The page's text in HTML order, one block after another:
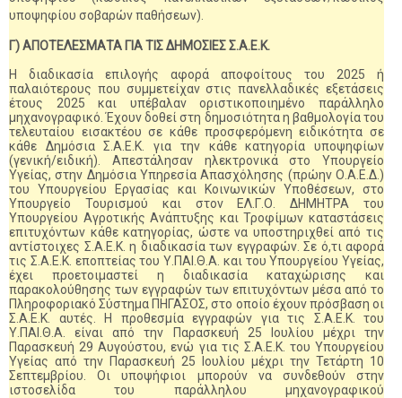
υποψηφίου σοβαρών παθήσεων).
Γ) ΑΠΟΤΕΛΕΣΜΑΤΑ ΓΙΑ ΤΙΣ ΔΗΜΟΣΙΕΣ Σ.Α.Ε.Κ.
Η διαδικασία επιλογής αφορά αποφοίτους του 2025 ή
παλαιότερους που συμμετείχαν στις πανελλαδικές εξετάσεις
έτους 2025 και υπέβαλαν οριστικοποιημένο παράλληλο
μηχανογραφικό. Έχουν δοθεί στη δημοσιότητα η βαθμολογία του
τελευταίου εισακτέου σε κάθε προσφερόμενη ειδικότητα σε
κάθε Δημόσια Σ.Α.Ε.Κ. για την κάθε κατηγορία υποψηφίων
(γενική/ειδική). Απεστάλησαν ηλεκτρονικά στο Υπουργείο
Υγείας, στην Δημόσια Υπηρεσία Απασχόλησης (πρώην Ο.Α.Ε.Δ.)
του Υπουργείου Εργασίας και Κοινωνικών Υποθέσεων, στο
Υπουργείο Τουρισμού και στον ΕΛ.Γ.Ο. ΔΗΜΗΤΡΑ του
Υπουργείου Αγροτικής Ανάπτυξης και Τροφίμων καταστάσεις
επιτυχόντων κάθε κατηγορίας, ώστε να υποστηριχθεί από τις
αντίστοιχες Σ.Α.Ε.Κ. η διαδικασία των εγγραφών. Σε ό,τι αφορά
τις Σ.Α.Ε.Κ. εποπτείας του Υ.ΠΑΙ.Θ.Α. και του Υπουργείου Υγείας,
έχει προετοιμαστεί η διαδικασία καταχώρισης και
παρακολούθησης των εγγραφών των επιτυχόντων μέσα από το
Πληροφοριακό Σύστημα ΠΗΓΑΣΟΣ, στο οποίο έχουν πρόσβαση οι
Σ.Α.Ε.Κ. αυτές. Η προθεσμία εγγραφών για τις Σ.Α.Ε.Κ. του
Υ.ΠΑΙ.Θ.Α. είναι από την Παρασκευή 25 Ιουλίου μέχρι την
Παρασκευή 29 Αυγούστου, ενώ για τις Σ.Α.Ε.Κ. του Υπουργείου
Υγείας από την Παρασκευή 25 Ιουλίου μέχρι την Τετάρτη 10
Σεπτεμβρίου. Οι υποψήφιοι μπορούν να συνδεθούν στην
ιστοσελίδα του παράλληλου μηχανογραφικού